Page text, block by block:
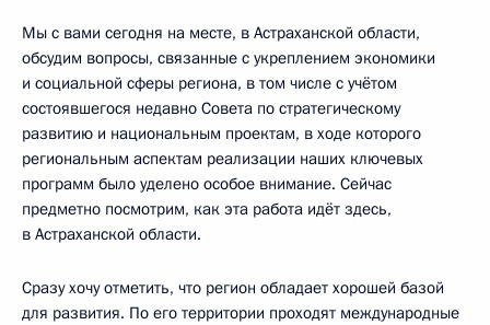
Мы с вами сегодня на месте, в Астраханской области,
обсудим вопросы, связанные с укреплением экономики
и социальной сферы региона, в том числе с учётом
состоявшегося недавно Совета по стратегическому
развитию и национальным проектам, в ходе которого
региональным аспектам реализации наших ключевых
программ было уделено особое внимание. Сейчас
предметно посмотрим, как эта работа идёт здесь,
в Астраханской области.
Сразу хочу отметить, что регион обладает хорошей базой
для развития. По его территории проходят международные